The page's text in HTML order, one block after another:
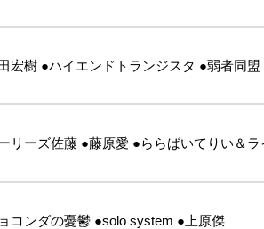
宏樹 ●ハイエンドトランジスタ ●弱者同盟
リーズ佐藤 ●藤原愛 ●ららばいてりい＆
コンダの憂鬱 ●solo system ●上原傑